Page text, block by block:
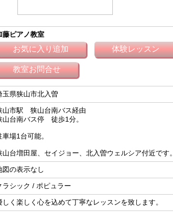
藤ピアノ教室
玉県狭山市北入曽
山市駅 狭山台南バス経由
山台南バス停 徒歩1分。
車場1台可能。
山台増田屋、セイジョー、北入曽ウェルシア付近です。
図の表示なし
ラシック / ポピュラー
しく楽しく心を込めて丁寧なレッスンを致します。